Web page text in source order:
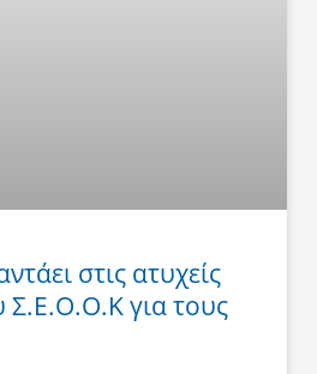
στις ατυχείς
Σ.Ε.Ο.Ο.Κ για τους